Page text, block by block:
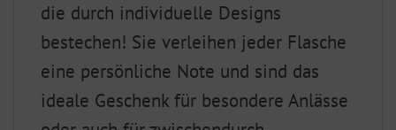
die durch individuelle Designs
bestechen! Sie verleihen jeder Flasche
eine persönliche Note und sind das
ideale Geschenk für besondere Anlässe